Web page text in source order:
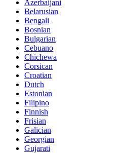
Azerbaijani
Belarusian
Bengali
Bosnian
Bulgarian
Cebuano
Chichewa
Corsican
Croatian
Dutch
Estonian
Filipino
Finnish
Frisian
Galician
Georgian
Gujarati